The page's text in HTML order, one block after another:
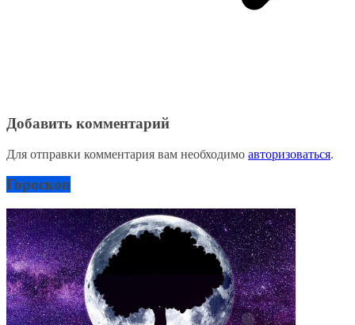
Добавить комментарий
Для отправки комментария вам необходимо авторизоваться.
Гороскоп